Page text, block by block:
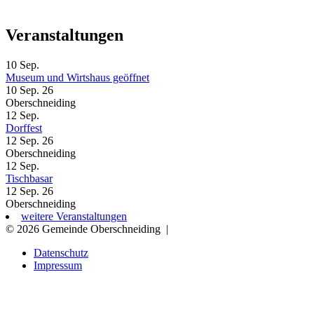
Veranstaltungen
10 Sep.
Museum und Wirtshaus geöffnet
10 Sep. 26
Oberschneiding
12 Sep.
Dorffest
12 Sep. 26
Oberschneiding
12 Sep.
Tischbasar
12 Sep. 26
Oberschneiding
weitere Veranstaltungen
© 2026 Gemeinde Oberschneiding |
Datenschutz
Impressum